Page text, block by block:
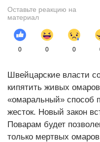
Оставьте реакцию на
материал
0 0 0
Швейцарские власти
кипятить живых
«омаральный» способ
жесток. Новый закон
Поварам будет
только мертвых